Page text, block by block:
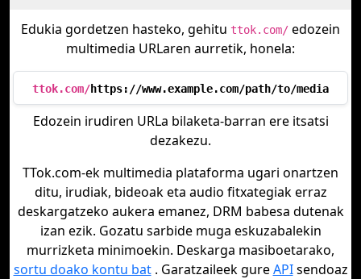
Edukia gordetzen hasteko, gehitu ttok.com/ edozein
multimedia URLaren aurretik, honela:
ttok.com/https://www.example.com/path/to/media
Edozein irudiren URLa bilaketa-barran ere itsatsi
dezakezu.
TTok.com-ek multimedia plataforma ugari onartzen
ditu, irudiak, bideoak eta audio fitxategiak erraz
deskargatzeko aukera emanez, DRM babesa dutenak
izan ezik. Gozatu sarbide muga eskuzabalekin
murrizketa minimoekin. Deskarga masiboetarako,
sortu doako kontu bat. Garatzaileek gureAPIsendoaz